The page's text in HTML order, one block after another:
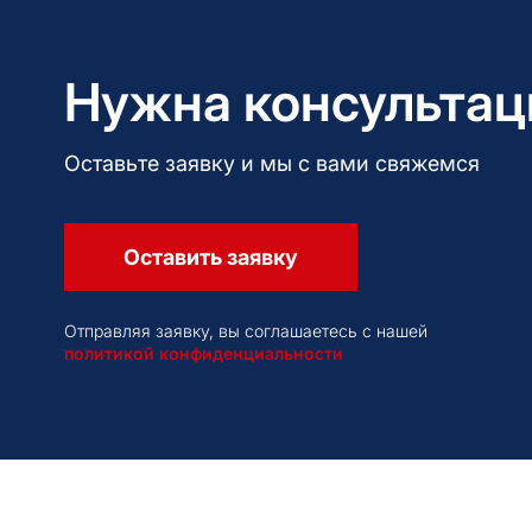
Нужна
Оставьте заявку и мы с вами свяжемся
Оставить заявку
Отправляя заявку, вы соглашаетесь с нашей
политикой конфиденциальности